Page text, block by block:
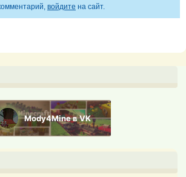
войдите на сайт.
Mody4Mine в VK